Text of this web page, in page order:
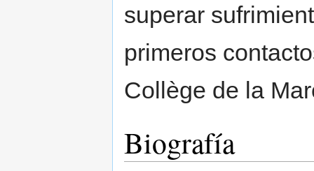
superar
primeros
Collège de la
Biografía